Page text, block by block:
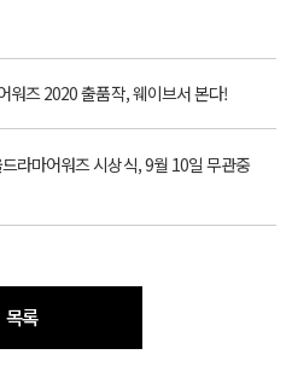
워즈 2020 출품작, 웨이브서 본다!
라마어워즈 시상식, 9월 10일 무관중
목록